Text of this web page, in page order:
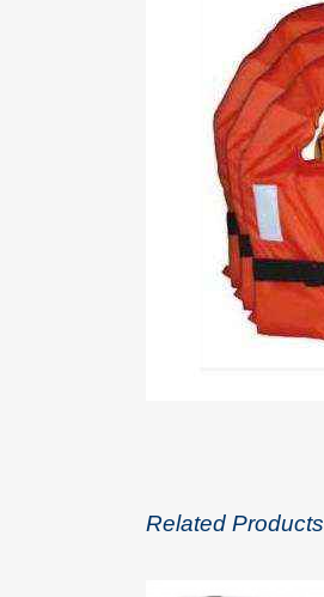
Related Products